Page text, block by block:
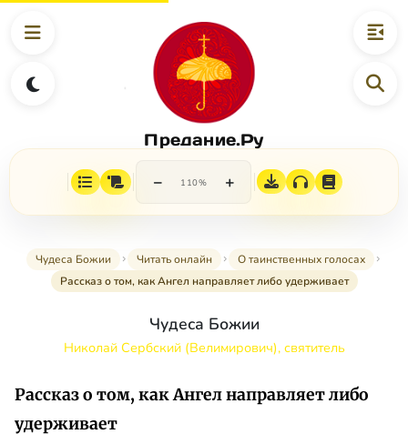
Предание.Ру
− 110% +
Чудеса Божии Читать онлайн
О таинственных голосах
Рассказ о том, как Ангел направляет либо удерживает
Чудеса Божии
Николай Сербский (Велимирович), святитель
Рассказ о том, как Ангел направляет либо
удерживает